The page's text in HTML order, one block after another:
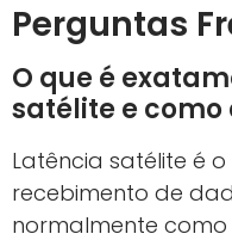
Perguntas
O que é
satélite e
Latência satélite é
recebimento de
normalmente como